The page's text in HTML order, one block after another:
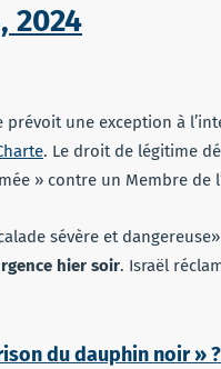
2024
prévoit une exception à
. Le droit de légitime
» contre un Membre de
sévère et dangereuse»
hier soir. Israël
du dauphin noir » ?